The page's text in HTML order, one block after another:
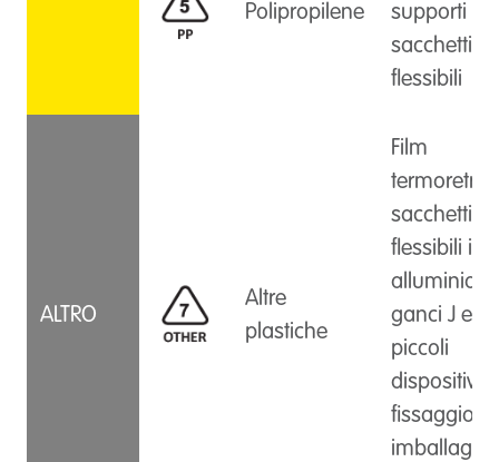
Polipropilene
supporti e
sacchetti
flessibili
ALTRO
Altre
plastiche
Film
sacchetti
flessibili in
alluminio,
ganci J e
piccoli
dispositivi
fissaggio
imballaggi